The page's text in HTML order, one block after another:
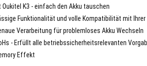
K3 - einfach den Akku tauschen
Funktionalität und volle Kompatibilität mit Ihrer
Verarbeitung für problemloses Akku Wechseln
- Erfüllt alle betriebssicherheitsrelevanten
Effekt